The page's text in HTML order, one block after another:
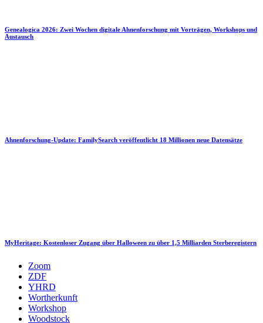
Genealogica 2026: Zwei Wochen digitale Ahnenforschung mit Vorträgen, Workshops und
Austausch
Ahnenforschung-Update: FamilySearch veröffentlicht 18 Millionen neue Datensätze
MyHeritage: Kostenloser Zugang über Halloween zu über 1,5 Milliarden Sterberegistern
Zoom
ZDF
YHRD
Wortherkunft
Workshop
Woodstock